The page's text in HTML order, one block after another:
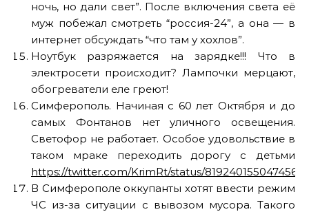
ночь, но дали свет”. После включения света её
муж побежал смотреть “россия-24”, а она — в
интернет обсуждать “что там у хохлов”.
Ноутбук разряжается на зарядке!!! Что в
электросети происходит? Лампочки мерцают,
обогреватели еле греют!
Симферополь. Начиная с 60 лет Октября и до
самых Фонтанов нет уличного освещения.
Светофор не работает. Особое удовольствие в
таком мраке переходить дорогу с детьми
https://twitter.com/KrimRt/status/
В Симферополе оккупанты хотят ввести режим
ЧС из-за ситуации с вывозом мусора. Такого